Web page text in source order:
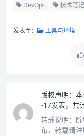
DevOps 技术笔记
发表至： 工具与环境
版权声明：
-17发表，共
转载说明：
布，转载请注